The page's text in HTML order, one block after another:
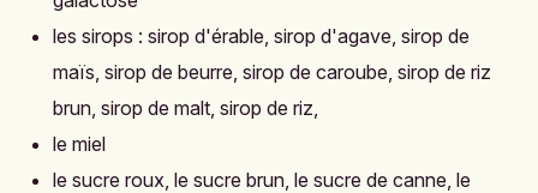
les sirops : sirop d'érable, sirop d'agave, sirop de
maïs, sirop de beurre, sirop de caroube, sirop de riz
brun, sirop de malt, sirop de riz,
le miel
le sucre roux, le sucre brun, le sucre de canne, le